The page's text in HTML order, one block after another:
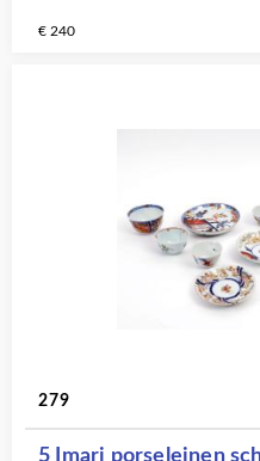
€ 240
279
5 Imari porseleinen